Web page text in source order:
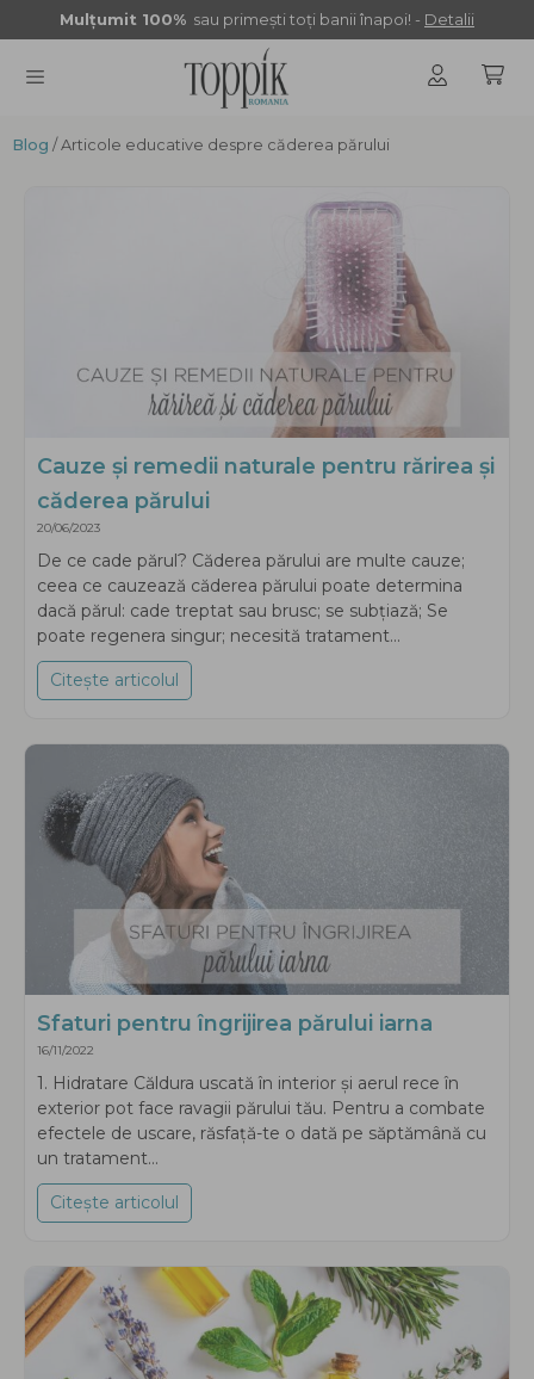
la
conținut
Mulţumit 100% sau primeşti toţi banii înapoi! - Detalii
MENU
Blog / Articole educative despre căderea părului
Cauze și remedii naturale pentru rărirea și
căderea părului
20/06/2023
De ce cade părul? Căderea părului are multe cauze;
ceea ce cauzează căderea părului poate determina
dacă părul: cade treptat sau brusc; se subțiază; Se
poate regenera singur; necesită tratament...
Citește articolul
Sfaturi pentru îngrijirea părului iarna
16/11/2022
1. Hidratare Căldura uscată în interior și aerul rece în
exterior pot face ravagii părului tău. Pentru a combate
efectele de uscare, răsfață-te o dată pe săptămână cu
un tratament...
Citește articolul